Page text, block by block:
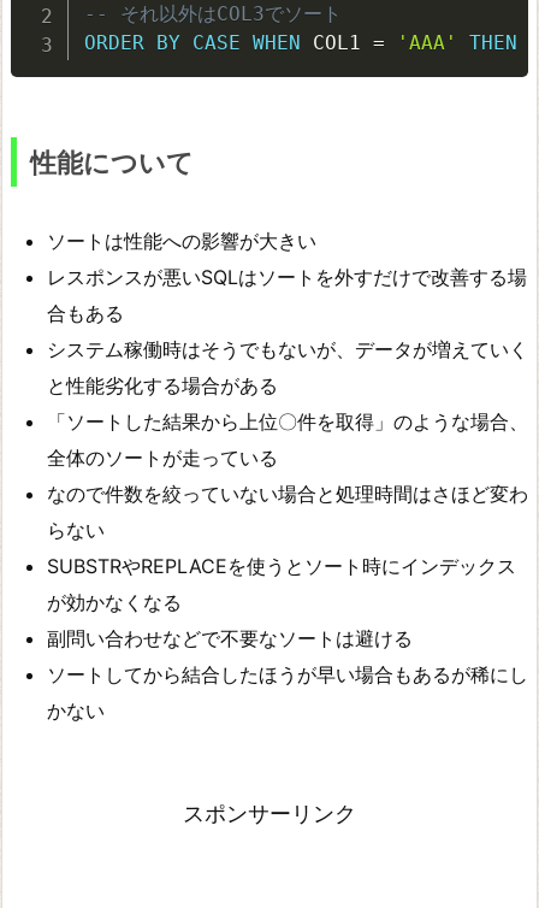
-- それ以外はCOL3でソート
ORDER
BY CASE WHEN COL1 = 'AAA' THEN
性能について
ソートは性能への影響が大きい
レスポンスが悪いSQLはソートを外すだけで改善する場
合もある
システム稼働時はそうでもないが、データが増えていく
と性能劣化する場合がある
「ソートした結果から上位〇件を取得」のような場合、
全体のソートが走っている
なので件数を絞っていない場合と処理時間はさほど変わ
らない
SUBSTRやREPLACEを使うとソート時にインデックス
が効かなくなる
副問い合わせなどで不要なソートは避ける
ソートしてから結合したほうが早い場合もあるが稀にし
かない
スポンサーリンク